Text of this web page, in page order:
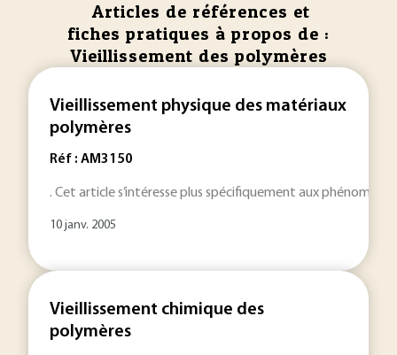
Articles de références et
fiches pratiques à propos de :
Vieillissement des polymères
Vieillissement physique des matériaux
polymères
Réf : AM3150
. Cet article s’intéresse plus spécifiquement aux
10 janv. 2005
Vieillissement chimique des
polymères